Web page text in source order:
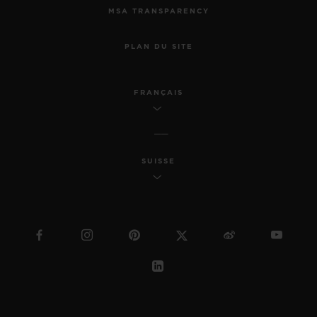
MSA TRANSPARENCY
PLAN DU SITE
FRANÇAIS
SUISSE